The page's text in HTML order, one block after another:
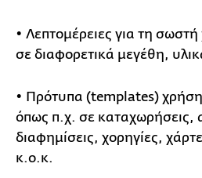
• Λεπτομέρειες για τη
σε διαφορετικά μεγέθη,
• Πρότυπα (templates)
όπως π.χ. σε καταχωρήσεις,
διαφημίσεις, χορηγίες,
κ.ο.κ.